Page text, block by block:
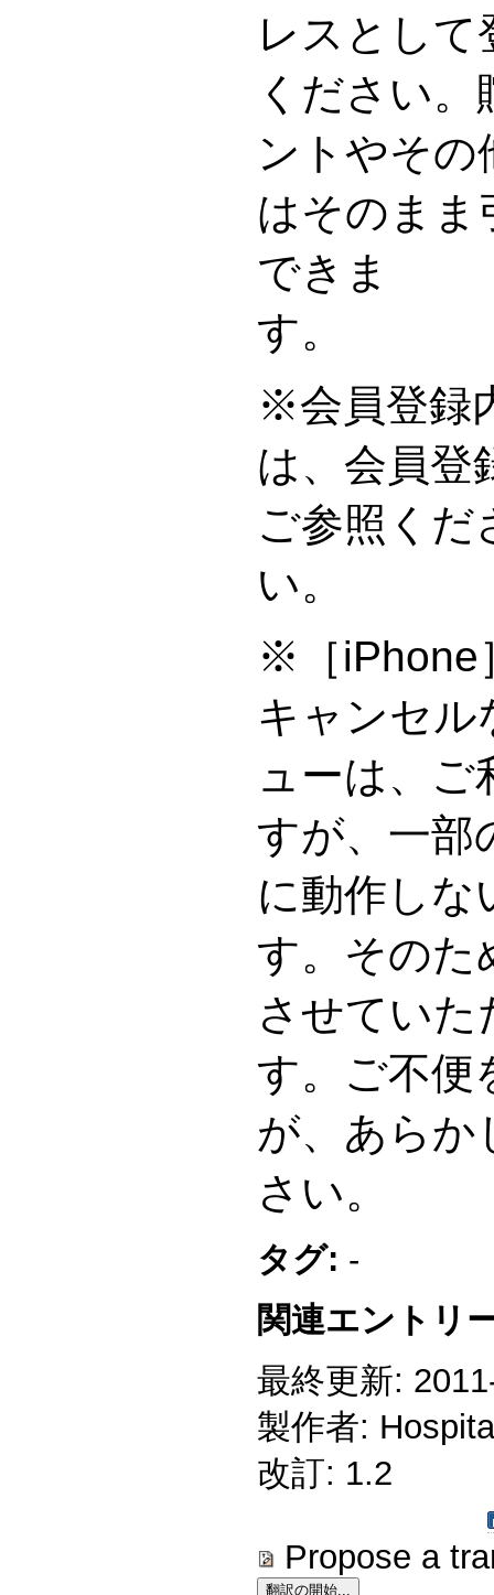
レスとして
ください
ントやその
はそのまま
できま
※会員登録
は、会員登
ご参照くだ
※［iPhone
キャンセル
ューは、ご
すが、一部
に動作しな
す。そのた
させてい
す。ご不便
が、あらか
さい。
タグ: -
関連エントリ
最終更新:
製作者:
改訂: 1.2
Propose a